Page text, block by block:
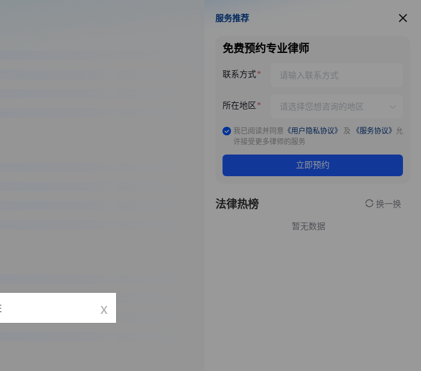
服务推荐
服务推荐
免费预约专业律师
联系方式
所在地区
我已阅读并同意 《用户隐私协议》 及 《服务协议》 允
许接受更多律师的服务
立即预约
法律热榜 换一换
暂无数据
x